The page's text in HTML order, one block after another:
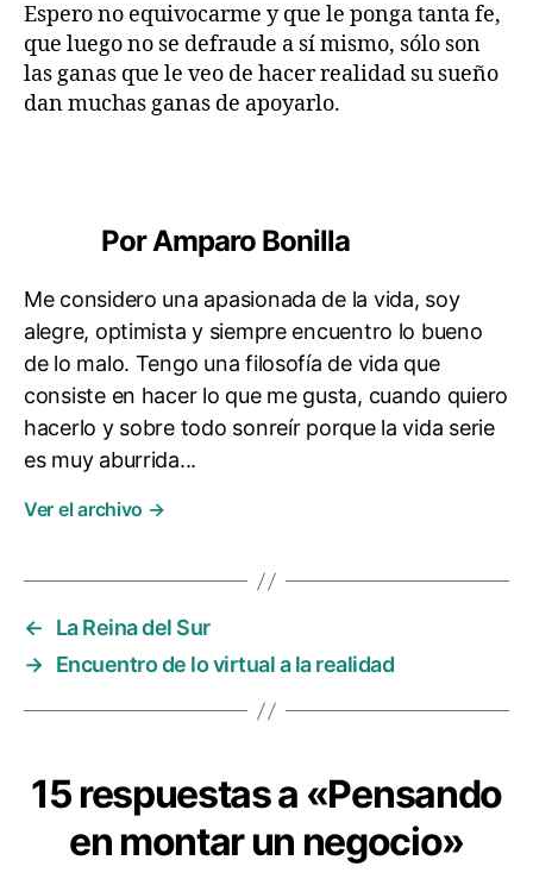
Espero no equivocarme y que le ponga tanta fe,
que luego no se defraude a sí mismo, sólo son
las ganas que le veo de hacer realidad su sueño
dan muchas ganas de apoyarlo.
A
n
Por Amparo Bonilla
Me considero una apasionada de la vida, soy
alegre, optimista y siempre encuentro lo bueno
de lo malo. Tengo una filosofía de vida que
consiste en hacer lo que me gusta, cuando quiero
hacerlo y sobre todo sonreír porque la vida serie
es muy aburrida...
Ver el archivo →
←
La Reina del Sur
→ Encuentro de lo virtual a la realidad
15 respuestas a «Pensando
en montar un negocio»